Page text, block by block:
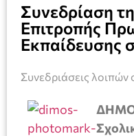
Συνεδρίαση
Επιτροπής
Εκπαίδευσης
Συνεδριάσεις λοιπών